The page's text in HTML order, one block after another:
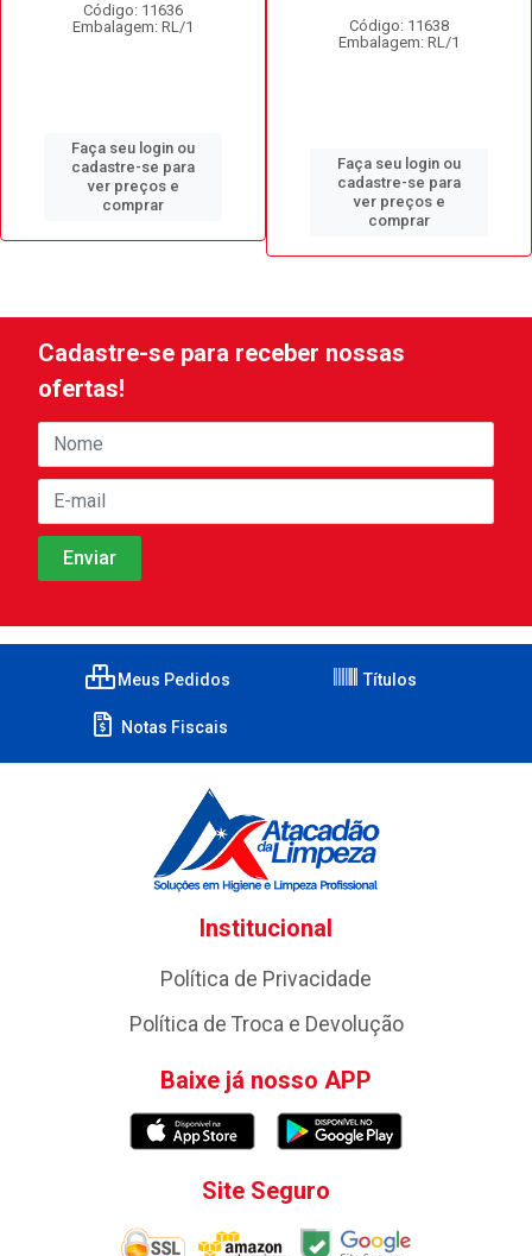
Código: 11636
Embalagem: RL/1
Faça seu login ou
cadastre-se para
ver preços e
comprar
Código: 11638
Embalagem: RL/1
Faça seu login ou
cadastre-se para
ver preços e
comprar
Cadastre-se para receber nossas
ofertas!
Meus Pedidos Títulos
Notas Fiscais
Institucional
Política de Privacidade
Política de Troca e Devolução
Baixe já nosso APP
Site Seguro